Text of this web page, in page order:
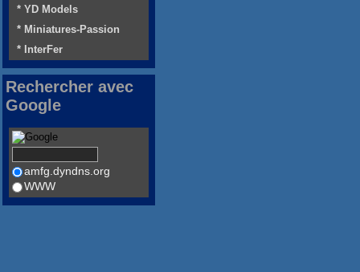
* YD Models
* Miniatures-Passion
* InterFer
Rechercher avec
Google
amfg.dyndns.org
WWW